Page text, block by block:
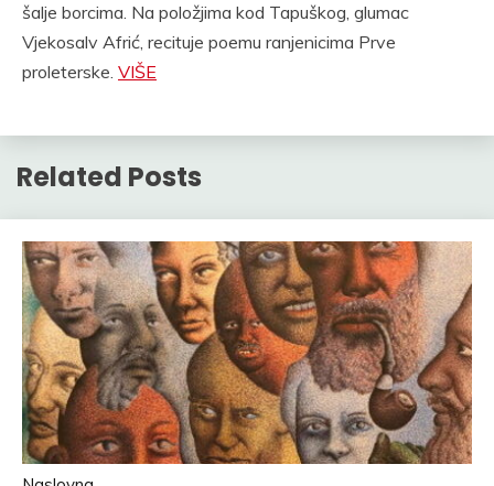
šalje borcima. Na položjima kod Tapuškog, glumac
Vjekosalv Afrić, recituje poemu ranjenicima Prve
proleterske. VIŠE
Related Posts